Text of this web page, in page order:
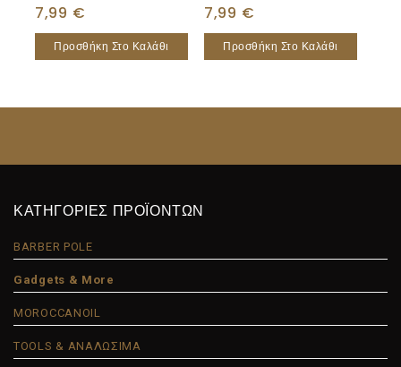
Apple Watch Series
4/3/2/1 Λευκό
7,99 €
Προσθήκη Στο Καλάθι
Nylon Για Apple Watch
Series
1/2/3/4/5/6/7/8/SE/Ultra
7,99 €
Προσθήκη Στο Καλάθι
ΚΑΤΗΓΟΡΙΕΣ ΠΡΟΪΟΝΤΩΝ
BARBER POLE
Gadgets & More
MOROCCANOIL
TOOLS & ΑΝΑΛΩΣΙΜΑ